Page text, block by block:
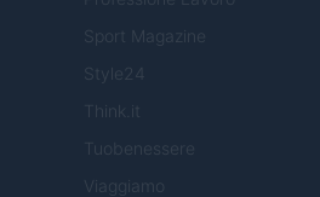
Sport Magazine
Style24
Think.it
Tuobenessere
Viaggiamo